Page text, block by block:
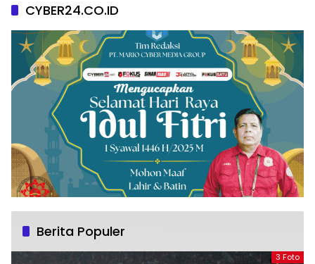
CYBER24.CO.ID
Berita Populer
3 Foto